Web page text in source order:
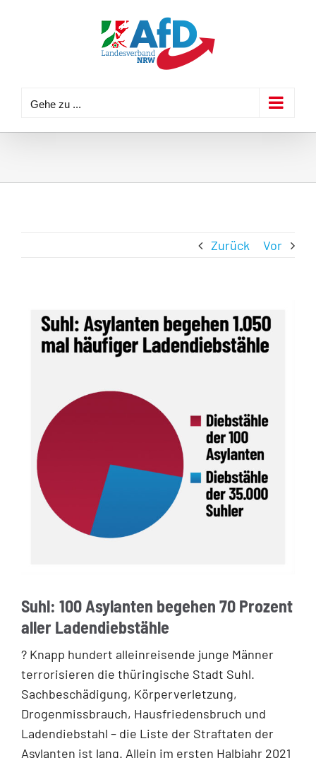
Gehe zu ...
Zurück Vor
Suhl: 100 Asylanten begehen 70 Prozent
aller Ladendiebstähle
? Knapp hundert alleinreisende junge Männer
terrorisieren die thüringische Stadt Suhl.
Sachbeschädigung, Körperverletzung,
Drogenmissbrauch, Hausfriedensbruch und
Ladendiebstahl – die Liste der Straftaten der
Asylanten ist lang. Allein im ersten Halbjahr 2021